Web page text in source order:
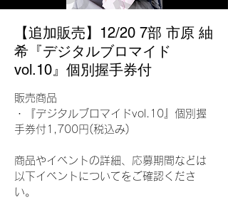
【追加販売】12/20 7部 市原 紬
希『デジタルブロマイド
vol.10』個別握手券付
販売商品
・『デジタルブロマイドvol.10』個別握
手券付1,700円(税込み)
商品やイベントの詳細、応募期間などは
以下イベントについてをご確認くださ
い。